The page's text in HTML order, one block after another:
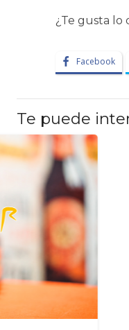
¿Te gusta lo
Facebook
Te puede